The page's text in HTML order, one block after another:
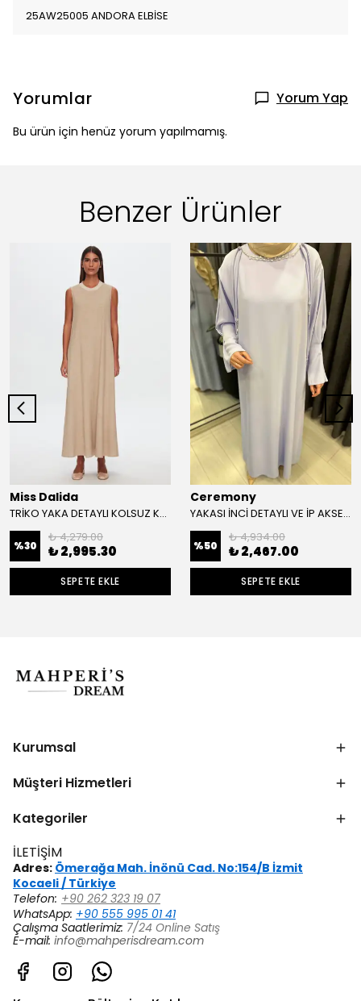
25AW25005 ANDORA ELBİSE
Yorumlar Yorum Yap
Bu ürün için henüz yorum yapılmamış.
Benzer Ürünler
Miss Dalida
TRİKO YAKA DETAYLI KOLSUZ KETEN ELBİSE
%30
₺ 4,279.00
₺ 2,995.30
SEPETE EKLE
Ceremony
YAKASI İNCİ DETAYLI VE İP AKSESUARLI KOLLARI ÜÇ FİLE DİKİŞLİ VİEN ELBİSE
%50
₺ 4,934.00
₺ 2,467.00
SEPETE EKLE
Kurumsal
Müşteri Hizmetleri
Kategoriler
İLETİŞİM
Adres: Ömerağa Mah. İnönü Cad. No:154/B İzmit
Kocaeli / Türkiye
Telefon: +90 262 323 19 07
WhatsApp: +90 555 995 01 41
Çalışma Saatlerimiz: 7/24 Online Satış
E-mail: info@mahperisdream.com